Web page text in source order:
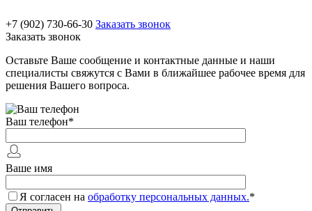
+7 (902) 730-66-30 Заказать звонок
Заказать звонок
Оставьте Ваше сообщение и контактные данные и наши
специалисты свяжутся с Вами в ближайшее рабочее время для
решения Вашего вопроса.
Ваш телефон*
Ваше имя
Я согласен на обработку персональных данных.*